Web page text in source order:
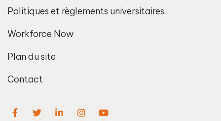
Politiques et règlements universitaires
Workforce Now
Plan du site
Contact